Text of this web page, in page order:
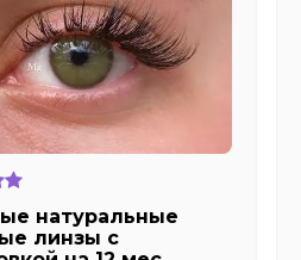
натуральные
линзы c